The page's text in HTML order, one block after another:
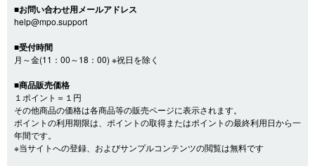
■お問い合わせ用メールアドレス
help@mpo.support
■受付時間
月～金(11：00～18：00) ※祝日を除く
■商品販売価格
１ポイント＝１円
その他商品の価格は各商品等の販売ページに表示されます。
ポイントの利用期限は、ポイントの取得またはポイントの最終利用日から一
年間です。
※当サイトへの登録、およびサンプルコンテンツの閲覧は無料です